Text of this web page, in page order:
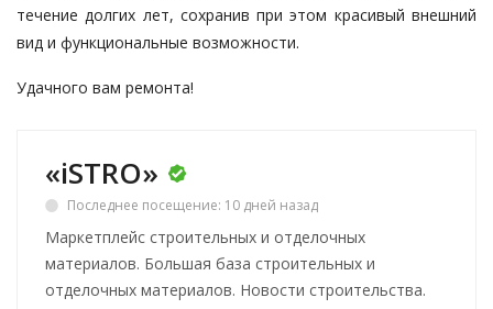
течение долгих лет, сохранив при этом красивый внешний
вид и функциональные возможности.
Удачного вам ремонта!
«iSTRO»
Последнее посещение: 10 дней назад
Маркетплейс строительных и отделочных
материалов. Большая база строительных и
отделочных материалов. Новости строительства.